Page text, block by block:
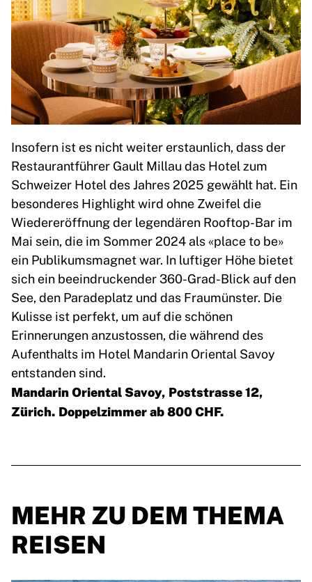
Insofern ist es nicht weiter erstaunlich, dass der
Restaurantführer Gault Millau das Hotel zum
Schweizer Hotel des Jahres 2025 gewählt hat. Ein
besonderes Highlight wird ohne Zweifel die
Wiedereröffnung der legendären Rooftop-Bar im
Mai sein, die im Sommer 2024 als «place to be»
ein Publikumsmagnet war. In luftiger Höhe bietet
sich ein beeindruckender 360-Grad-Blick auf den
See, den Paradeplatz und das Fraumünster. Die
Kulisse ist perfekt, um auf die schönen
Erinnerungen anzustossen, die während des
Aufenthalts im Hotel Mandarin Oriental Savoy
entstanden sind.
Mandarin Oriental Savoy, Poststrasse 12,
Zürich. Doppelzimmer ab 800 CHF.
MEHR ZU DEM THEMA
REISEN